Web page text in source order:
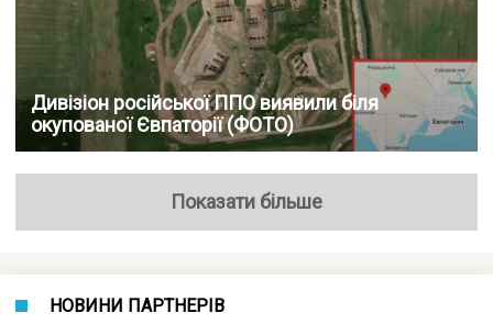
Дивізіон російської ППО виявили біля
окупованої Євпаторії (ФОТО)
Показати більше
НОВИНИ ПАРТНЕРІВ